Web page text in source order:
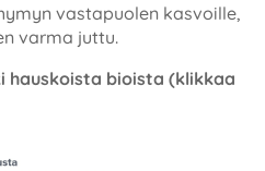
vastapuolen kasvoille,
varma juttu.
hauskoista bioista (klikkaa